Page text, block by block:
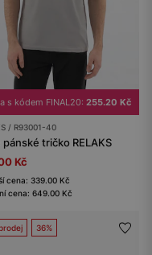
s kódem FINAL20: 255.20 Kč
/ R93001-40
pánské tričko RELAKS
Kč
cena: 339.00 Kč
cena: 649.00 Kč
36%